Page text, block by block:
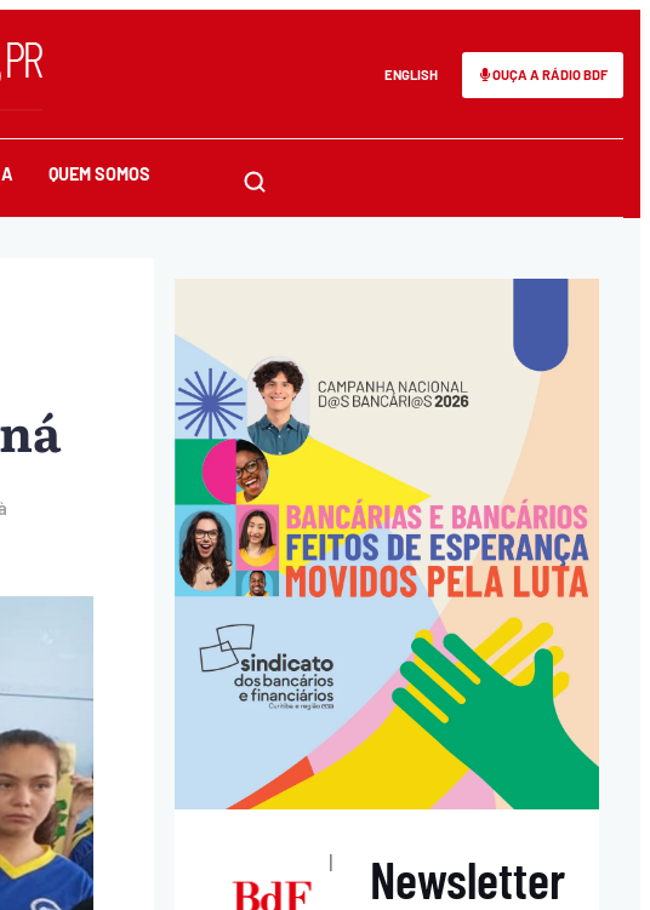
ENGLISH OUÇA A RÁDIO BDF
QUEM SOMOS
| Newsletter